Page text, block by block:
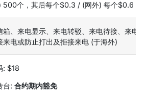
500个，其后每个$0.3 / (网外) 每个$0.6
箱、来电显示、来电转驳、来电待接、来电
来电或防止打出及拒接来电 (于海外)
: $18
台: 合约期内豁免